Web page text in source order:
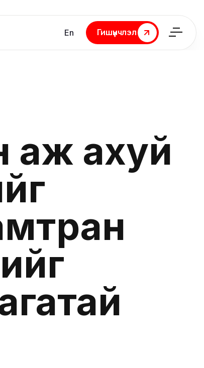
En
Гишүүнчлэл
Гишүүнчлэл
аж ахуй